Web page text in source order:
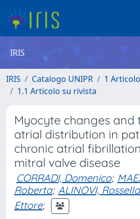
IRIS
IRIS Catalogo UNIPR
1
1.1 Articolo su rivista
Myocyte changes and
atrial distribution in
chronic atrial
mitral valve disease
CORRADI, Domenico;
Roberta; ALINOVI, Rossella
Ettore;